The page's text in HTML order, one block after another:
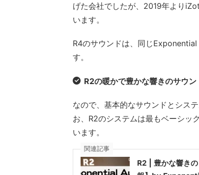
げた会社でしたが、2019年より
います。
R4のサウンドは、同じ
す。
R2の暖かで豊かな響きのサウ
なので、基本的なサウンドとシス
お、R2のシステムは最もベーシ
います。
関連記事
R2 | 豊かな響き